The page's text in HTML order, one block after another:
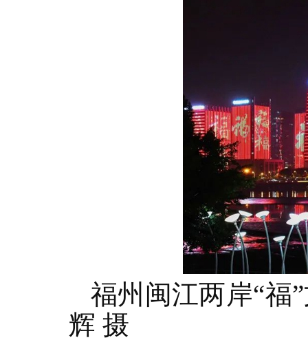
福州闽江两岸“福
辉 摄